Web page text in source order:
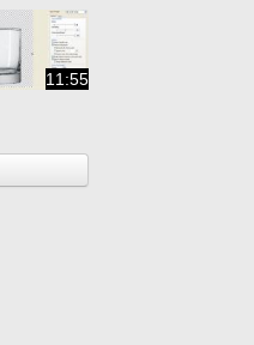
11:55